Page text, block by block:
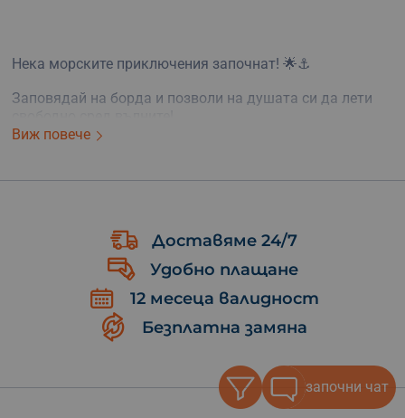
Нека морските приключения започнат! 🌟⚓
Заповядай на борда и позволи на душата си да лети
Виж повече
Доставяме 24/7
Удобно плащане
12 месеца валидност
Безплатна замяна
започни чат